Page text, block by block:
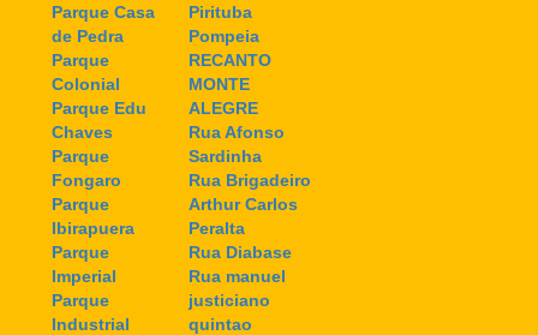
Parque Casa
de Pedra
Parque
Colonial
Parque Edu
Chaves
Parque
Fongaro
Parque
Ibirapuera
Parque
Imperial
Parque
Industrial
Pirituba
Pompeia
RECANTO
MONTE
ALEGRE
Rua Afonso
Sardinha
Rua Brigadeiro
Arthur Carlos
Peralta
Rua Diabase
Rua manuel
justiciano
quintao